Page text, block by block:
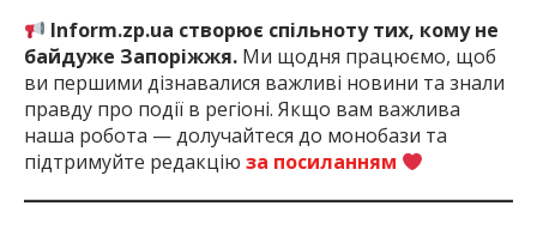
Inform.zp.ua створює спільноту тих, кому не
байдуже Запоріжжя. Ми щодня працюємо, щоб
ви першими дізнавалися важливі новини та знали
правду про події в регіоні. Якщо вам важлива
наша робота — долучайтеся до монобази та
підтримуйте редакцію за посиланням